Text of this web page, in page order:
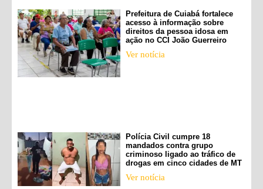
Prefeitura de Cuiabá fortalece
acesso à informação sobre
direitos da pessoa idosa em
ação no CCI João Guerreiro
Ver notícia
Polícia Civil cumpre 18
mandados contra grupo
criminoso ligado ao tráfico de
drogas em cinco cidades de MT
Ver notícia